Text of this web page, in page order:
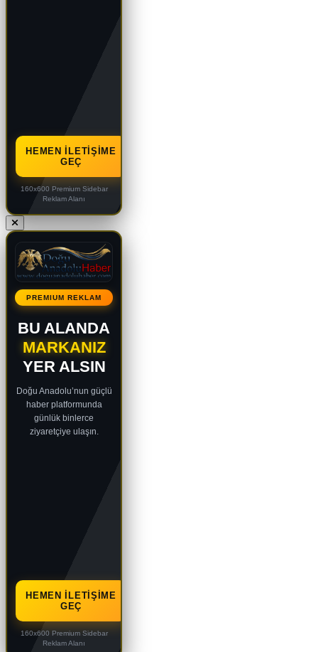
HEMEN İLETIŞIME
GEÇ
160x600 Premium Sidebar
Reklam Alanı
PREMIUM REKLAM
BU ALANDA
MARKANIZ
YER ALSIN
Doğu Anadolu’nun güçlü
haber platformunda
günlük binlerce
ziyaretçiye ulaşın.
HEMEN İLETIŞIME
GEÇ
160x600 Premium Sidebar
Reklam Alanı